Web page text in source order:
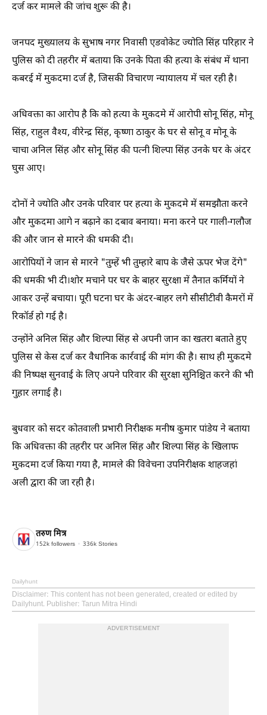
दर्ज कर मामले की जांच शुरू की है।
जनपद मुख्यालय के सुभाष नगर निवासी एडवोकेट ज्योति सिंह परिहार ने
पुलिस को दी तहरीर में बताया कि उनके पिता की हत्या के संबंध में थाना
कबरई में मुकदमा दर्ज है, जिसकी विचारण न्यायालय में चल रही है।
अधिवक्ता का आरोप है कि को हत्या के मुकदमे में आरोपी सोनू सिंह, मोनू
सिंह, राहुल वैश्य, वीरेन्द्र सिंह, कृष्णा ठाकुर के घर से सोनू व मोनू के
चाचा अनिल सिंह और सोनू सिंह की पत्नी शिल्पा सिंह उनके घर के अंदर
घुस आए।
दोनों ने ज्योति और उनके परिवार पर हत्या के मुकदमे में समझौता करने
और मुकदमा आगे न बढ़ाने का दबाव बनाया। मना करने पर गाली-गलौज
की और जान से मारने की धमकी दी।
आरोपियों ने जान से मारने "तुम्हें भी तुम्हारे बाप के जैसे ऊपर भेज देंगे"
की धमकी भी दी।शोर मचाने पर घर के बाहर सुरक्षा में तैनात कर्मियों ने
आकर उन्हें बचाया। पूरी घटना घर के अंदर-बाहर लगे सीसीटीवी कैमरों में
रिकॉर्ड हो गई है।
उन्होंने अनिल सिंह और शिल्पा सिंह से अपनी जान का खतरा बताते हुए
पुलिस से केस दर्ज कर वैधानिक कार्रवाई की मांग की है। साथ ही मुकदमे
की निष्पक्ष सुनवाई के लिए अपने परिवार की सुरक्षा सुनिश्चित करने की भी
गुहार लगाई है।
बुधवार को सदर कोतवाली प्रभारी निरीक्षक मनीष कुमार पांडेय ने बताया
कि अधिवक्ता की तहरीर पर अनिल सिंह और शिल्पा सिंह के खिलाफ
मुकदमा दर्ज किया गया है, मामले की विवेचना उपनिरीक्षक शाहजहां
अली द्वारा की जा रही है।
तरुण मित्र
152k followers 336k Stories
Dailyhunt
Disclaimer: This content has not been generated, created or edited by
Dailyhunt. Publisher: Tarun Mitra Hindi
ADVERTISEMENT